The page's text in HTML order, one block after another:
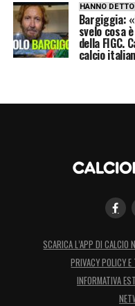
HANNO DETTO
Bargiggia:
svelo cosa
della FIGC.
calcio
SCARICA L’APP DI CALCIO
PRIVACY POLICY
INFORMATIVA